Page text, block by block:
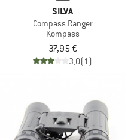
SILVA
Compass Ranger
Kompass
37,95 €
3,0(1)